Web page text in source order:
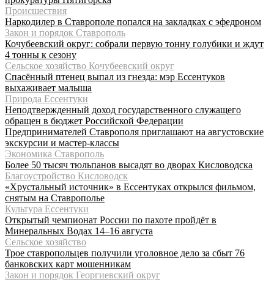
Происшествия
Наркодилер в Ставрополе попался на закладках с эфедроном
Закон и порядок Ставрополь
Кочубеевский округ: собрали первую тонну голубики и ждут
4 тонны к сезону
Сельское хозяйство Кочубеевский округ
Спасённый птенец выпал из гнезда: мэр Ессентуков
выхаживает малыша
Природа Ессентуки
Неподтвержденный доход государственного служащего
обращен в бюджет Российской Федерации
Предпринимателей Ставрополя приглашают на августовские
экскурсии и мастер-классы
Экономика Ставрополь
Более 50 тысяч тюльпанов высадят во дворах Кисловодска
Благоустройство Кисловодск
«Хрустальный источник» в Ессентуках открылся фильмом,
снятым на Ставрополье
Культура Ессентуки
Открытый чемпионат России по пахоте пройдёт в
Минеральных Водах 14–16 августа
Сельское хозяйство
Трое ставропольцев получили уголовное дело за сбыт 76
банковских карт мошенникам
Закон и порядок Георгиевский округ